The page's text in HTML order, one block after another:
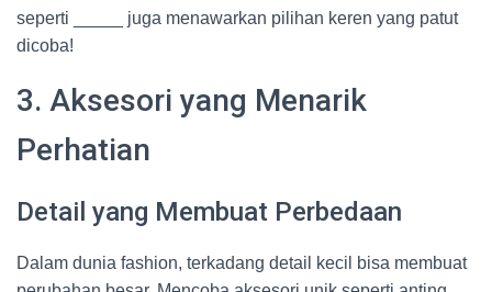
seperti _____ juga menawarkan pilihan keren yang patut
dicoba!
3. Aksesori yang Menarik
Perhatian
Detail yang Membuat Perbedaan
Dalam dunia fashion, terkadang detail kecil bisa membuat